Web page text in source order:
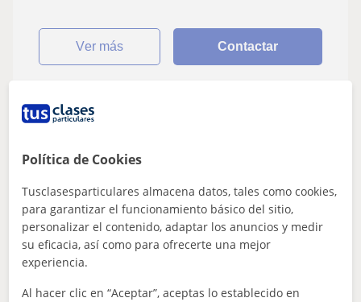
ver más Contactar
15
Fuenlabrada
Historia del Arte
Política de Cookies
Tusclasesparticulares almacena datos, tales como cookies,
para garantizar el funcionamiento básico del sitio,
personalizar el contenido, adaptar los anuncios y medir
su eficacia, así como para ofrecerte una mejor
experiencia.
Al hacer clic en “Aceptar”, aceptas lo establecido en